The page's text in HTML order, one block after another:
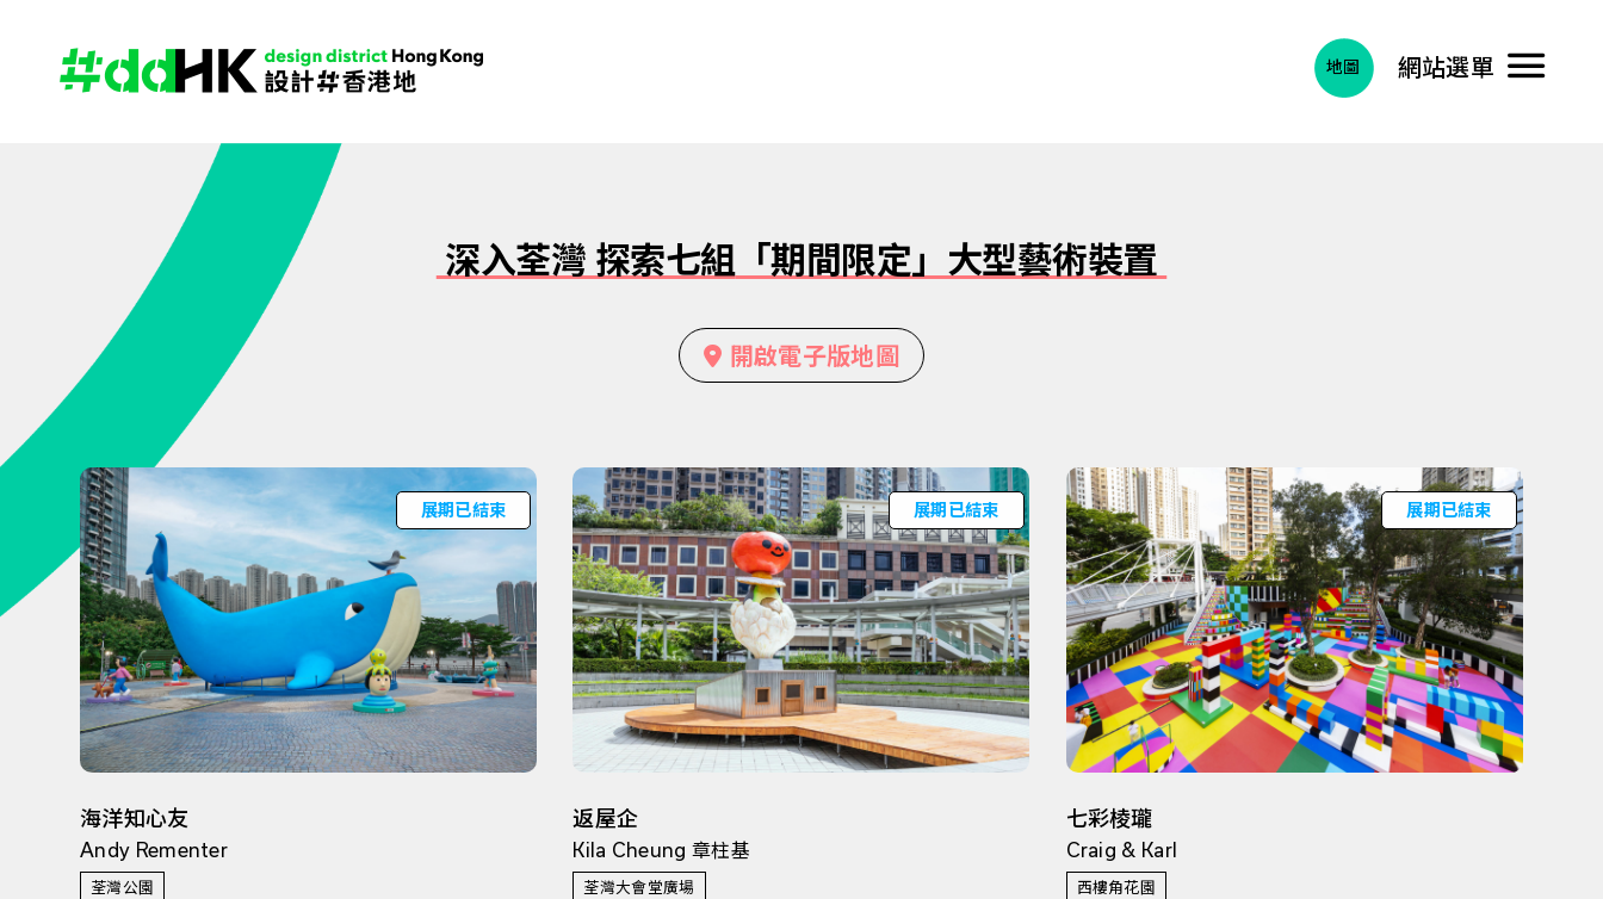
網站選單
深入荃灣 探索七組 「期間限定」大型藝術裝置
開啟電子版地圖
展期已結束
海洋知心友
Andy Rementer
荃灣公園
展期已結束
返屋企
Kila Cheung 章柱基
荃灣大會堂廣場
展期已結束
七彩棱瓏
Craig & Karl
西樓角花園